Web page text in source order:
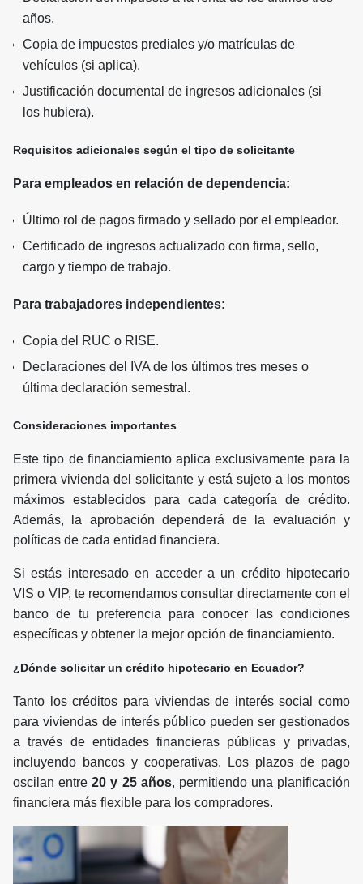
años.
Copia de impuestos prediales y/o matrículas de
vehículos (si aplica).
Justificación documental de ingresos adicionales (si
los hubiera).
Requisitos adicionales según el tipo de solicitante
Para empleados en relación de dependencia:
Último rol de pagos firmado y sellado por el empleador.
Certificado de ingresos actualizado con firma, sello,
cargo y tiempo de trabajo.
Para trabajadores independientes:
Copia del RUC o RISE.
Declaraciones del IVA de los últimos tres meses o
última declaración semestral.
Consideraciones importantes
Este tipo de financiamiento aplica exclusivamente para la
primera vivienda del solicitante y está sujeto a los montos
máximos establecidos para cada categoría de crédito.
Además, la aprobación dependerá de la evaluación y
políticas de cada entidad financiera.
Si estás interesado en acceder a un crédito hipotecario
VIS o VIP, te recomendamos consultar directamente con el
banco de tu preferencia para conocer las condiciones
específicas y obtener la mejor opción de financiamiento.
¿Dónde solicitar un crédito hipotecario en Ecuador?
Tanto los créditos para viviendas de interés social como
para viviendas de interés público pueden ser gestionados
a través de entidades financieras públicas y privadas,
incluyendo bancos y cooperativas. Los plazos de pago
oscilan entre20 y 25 años, permitiendo una planificación
financiera más flexible para los compradores.